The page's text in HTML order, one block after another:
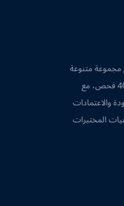
مجموعة متنوعة
من الفحوصات والتي تزيد عددها عن 4000 فحص، مع
والاعتمادات
المختبرات